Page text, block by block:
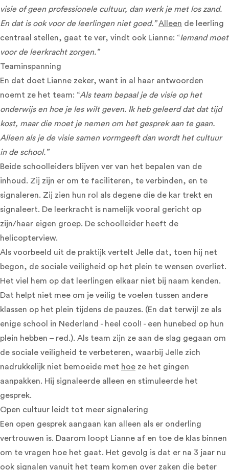
visie of geen professionele cultuur, dan werk je met los zand.
En dat is ook voor de leerlingen niet goed.”Alleen de leerling
centraal stellen, gaat te ver, vindt ook Lianne: “Iemand moet
voor de leerkracht zorgen.”
Teaminspanning
En dat doet Lianne zeker, want in al haar antwoorden
noemt ze het team: “Als team bepaal je de visie op het
onderwijs en hoe je les wilt geven. Ik heb geleerd dat dat tijd
kost, maar die moet je nemen om het gesprek aan te gaan.
Alleen als je de visie samen vormgeeft dan wordt het cultuur
in de school.”
Beide schoolleiders blijven ver van het bepalen van de
inhoud. Zij zijn er om te faciliteren, te verbinden, en te
signaleren. Zij zien hun rol als degene die de kar trekt en
signaleert. De leerkracht is namelijk vooral gericht op
zijn/haar eigen groep. De schoolleider heeft de
helicopterview.
Als voorbeeld uit de praktijk vertelt Jelle dat, toen hij net
begon, de sociale veiligheid op het plein te wensen overliet.
Het viel hem op dat leerlingen elkaar niet bij naam kenden.
Dat helpt niet mee om je veilig te voelen tussen andere
klassen op het plein tijdens de pauzes. (En dat terwijl ze als
enige school in Nederland - heel cool! - een hunebed op hun
plein hebben – red.). Als team zijn ze aan de slag gegaan om
de sociale veiligheid te verbeteren, waarbij Jelle zich
nadrukkelijk niet bemoeide met hoe ze het gingen
aanpakken. Hij signaleerde alleen en stimuleerde het
gesprek.
Open cultuur leidt tot meer signalering
Een open gesprek aangaan kan alleen als er onderling
vertrouwen is. Daarom loopt Lianne af en toe de klas binnen
om te vragen hoe het gaat. Het gevolg is dat er na 3 jaar nu
ook signalen vanuit het team komen over zaken die beter